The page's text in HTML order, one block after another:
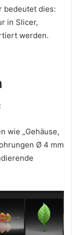
bedeutet dies:
in Slicer,
werden.
wie „Gehäuse,
Ø 4 mm